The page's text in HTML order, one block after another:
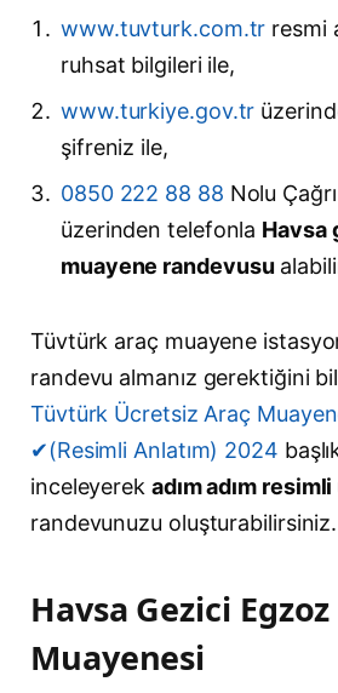
www.tuvturk.com.tr resmi
ruhsat bilgileri ile,
www.turkiye.gov.tr
şifreniz ile,
0850 222 88 88 Nolu
üzerinden telefonla Havsa
muayene randevusu
Tüvtürk araç muayene
randevu almanız gerektiğini
Tüvtürk Ücretsiz Araç
✔(Resimli Anlatım) 2024
inceleyerek adım adım resimli
randevunuzu oluşturabilirsiniz.
Havsa Gezici Egzoz
Muayenesi